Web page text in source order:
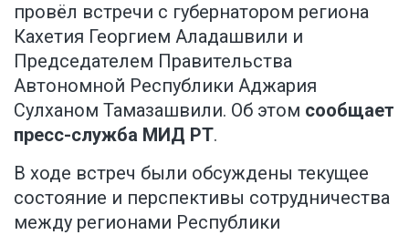
провёл встречи с губернатором региона
Кахетия Георгием Аладашвили и
Председателем Правительства
Автономной Республики Аджария
Сулханом Тамазашвили. Об этом сообщает
пресс-служба МИД РТ.
В ходе встреч были обсуждены текущее
состояние и перспективы сотрудничества
между регионами Республики